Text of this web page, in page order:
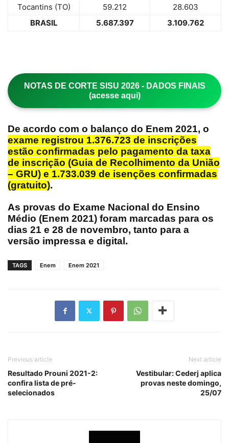
Tocantins (TO) 59.212
28.603
BRASIL
5.687.397 3.109.762
NOTAS DE CORTE SISU 2026 - DADOS FINAIS
(acesse aqui)
De acordo com o balanço do Enem 2021, o
exame registrou 1.376.723 de inscrições
estão confirmadas pelo pagamento da taxa
de inscrição (Guia de Recolhimento da União
– GRU) e 1.733.039 de isenções confirmadas
(gratuito).
As provas do Exame Nacional do Ensino
Médio (Enem 2021) foram marcadas para os
dias 21 e 28 de novembro, tanto para a
versão impressa e digital .
TAGS Enem Enem 2021
Previous article
Resultado Prouni 2021-2:
confira lista de pré-
selecionados
Next article
Vestibular: Cederj aplica
provas neste domingo,
25/07